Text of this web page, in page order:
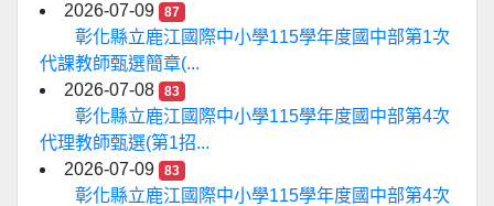
2026-07-09
87
彰化縣立鹿江國際中小學115學年度國中部第1次
代課教師甄選簡章(...
2026-07-08
83
彰化縣立鹿江國際中小學115學年度國中部第4次
代理教師甄選(第1招...
2026-07-09
83
彰化縣立鹿江國際中小學115學年度國中部第4次